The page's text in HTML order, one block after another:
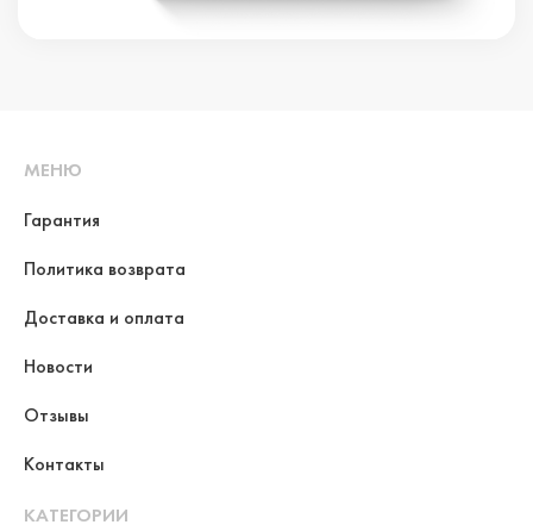
МЕНЮ
Гарантия
Политика возврата
Доставка и оплата
Новости
Отзывы
Контакты
КАТЕГОРИИ